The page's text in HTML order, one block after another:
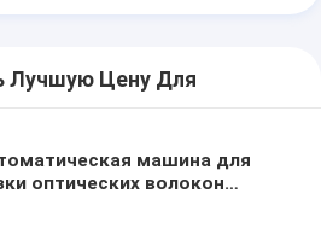
Лучшую Цену Для
машина для
оптических волокон